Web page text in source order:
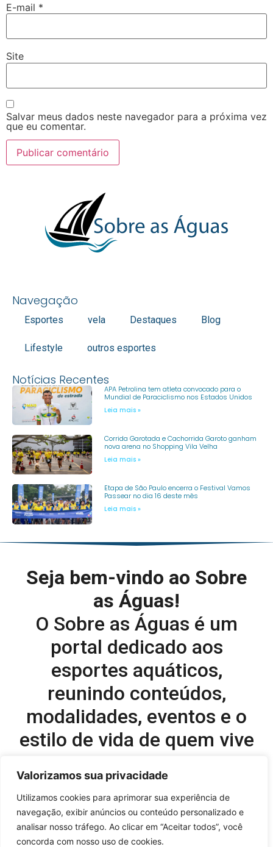
Valorizamos sua privacidade
Utilizamos cookies para aprimorar sua experiência de
navegação, exibir anúncios ou conteúdo personalizado e
analisar nosso tráfego. Ao clicar em “Aceitar todos”, você
concorda com nosso uso de cookies.
E-mail *
Site
Salvar meus dados neste navegador para a próxima vez
que eu comentar.
Navegação
Esportes vela Destaques Blog
Lifestyle outros esportes
Notícias Recentes
APA Petrolina tem atleta convocado para o
Mundial de Paraciclismo nos Estados Unidos
Leia mais »
Corrida Garotada e Cachorrida Garoto ganham
nova arena no Shopping Vila Velha
Leia mais »
Etapa de São Paulo encerra o Festival Vamos
Passear no dia 16 deste mês
Leia mais »
Seja bem-vindo ao Sobre
as Águas!
O Sobre as Águas é um
portal dedicado aos
esportes aquáticos,
reunindo conteúdos,
modalidades, eventos e o
estilo de vida de quem vive
Flavio Perez –flavio@onboardsports.net
+55 11 99949-8035